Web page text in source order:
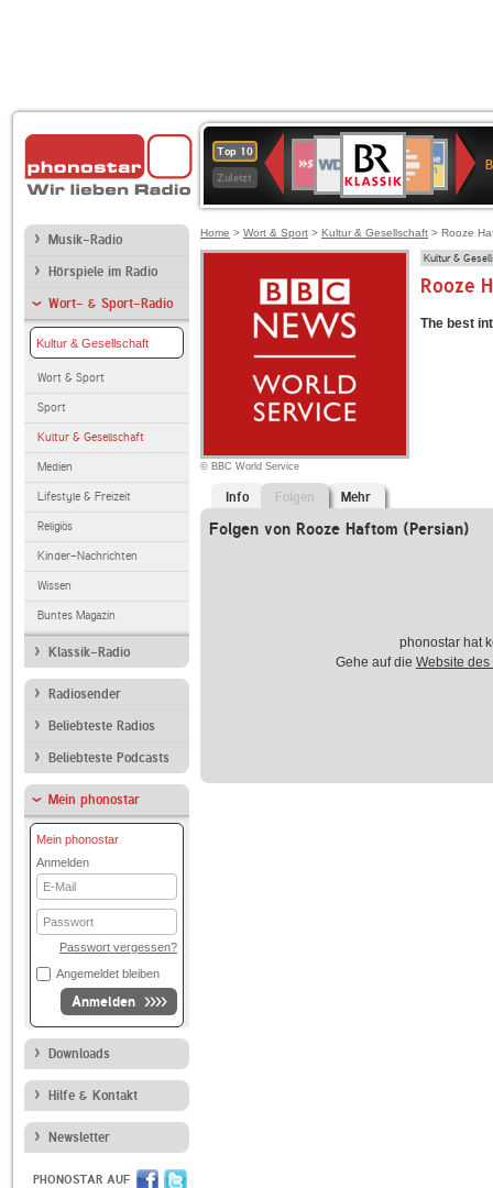
Top 10
Zuletzt
Deutschlandfunk
80er
90er
OLDIE
ANTENNE
4
BR-
KLASSIK
Deutschlandfunk
Kultur
ANTENNE
BAYERN
SWR
Kultur
NDR
2
Musik-Radio
Hörspiele im Radio
Wort- & Sport-Radio
Kultur & Gesellschaft
Wort & Sport
Sport
Kultur & Gesellschaft
Medien
Lifestyle & Freizeit
Religiös
Kinder-Nachrichten
Wissen
Buntes Magazin
Klassik-Radio
Radiosender
Beliebteste Radios
Beliebteste Podcasts
Mein phonostar
Mein phonostar
Anmelden
E-
Mail
Passwort
Passwort vergessen?
Angemeldet bleiben
Anmelden
Downloads
Hilfe & Kontakt
Newsletter
PHONOSTAR AUF
Home > Wort & Sport > Kultur & Gesellschaft > Rooze
© BBC World Service
Kultur &
Rooze
The best
Info Folgen Mehr
Folgen von Rooze Haftom (Persian)
phonostar hat
Gehe auf die Website